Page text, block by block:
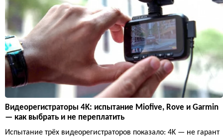
Видеорегистраторы 4K: испытание Miofive, Rove и Garmin
— как выбрать и не переплатить
Испытание трёх видеорегистраторов показало: 4K — не гарант